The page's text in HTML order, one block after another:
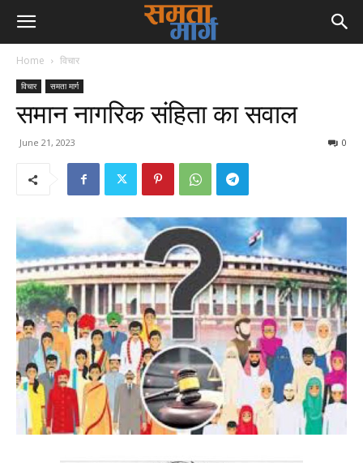
Home विचार
विचार समता मार्ग
समान नागरिक संहिता का सवाल
June 21, 2023 0